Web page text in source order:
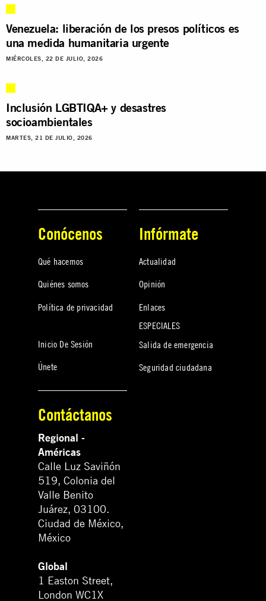
Venezuela: liberación de los presos políticos es
una medida humanitaria urgente
MIÉRCOLES, 22 DE JULIO, 2026
Inclusión LGBTIQA+ y desastres
socioambientales
MARTES, 21 DE JULIO, 2026
Conócenos
Qué hacemos
Quiénes somos
Política de privacidad
Inicio De Sesión
Únete
Infórmate
Actualidad
Opinión
Enlaces
ESPECIALES
Salida de emergencia
Seguridad ciudadana
Contáctanos
Regional -
Américas
Calle Luz Saviñón
519, Colonia del
Valle Benito
Juárez, 03100.
Ciudad de México,
México
Global
1 Easton Street,
London WC1X